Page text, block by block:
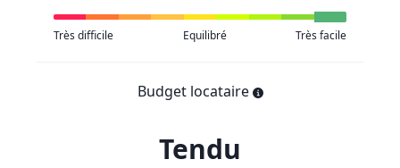
Très difficile Equilibré Très facile
Budget locataire
Tendu